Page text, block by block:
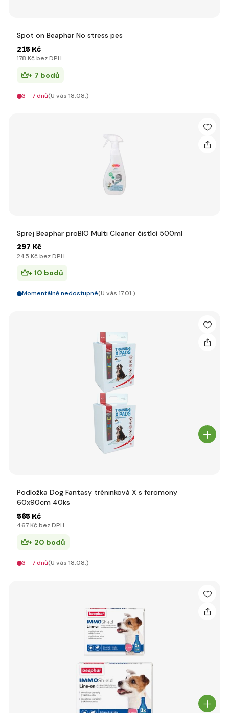
Spot on Beaphar No stress pes
215 Kč
178 Kč bez DPH
+ 7 bodů
3 - 7 dnů(U vás 18.08.)
Sprej Beaphar proBIO Multi Cleaner čistící 500ml
297 Kč
245 Kč bez DPH
+ 10 bodů
Momentálně nedostupné(U vás 17.01.)
Podložka Dog Fantasy tréninková X s feromony
60x90cm 40ks
565 Kč
467 Kč bez DPH
+ 20 bodů
3 - 7 dnů(U vás 18.08.)